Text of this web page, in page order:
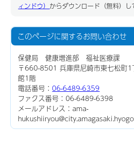
ィンドウ） からダウンロード（無料）し
このページに関するお問い合わせ
保健局 健康増進部 福祉医療課
〒660-8501 兵庫県尼崎市東七松町
館1階
電話番号：06-6489-6359
ファクス番号：06-6489-6398
メールアドレス：ama-